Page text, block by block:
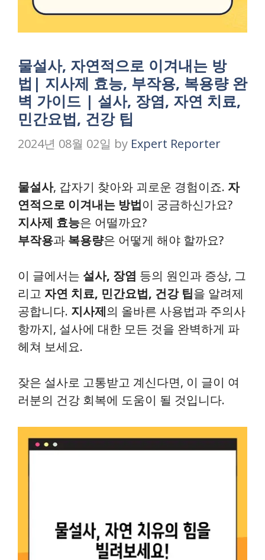
물설사, 자연적으로 이겨내는 방
법| 지사제 효능, 부작용, 복용량 완
벽 가이드 | 설사, 장염, 자연 치료,
민간요법, 건강 팁
2024년 08월 02일 by Expert Reporter
물설사, 갑자기 찾아와 괴로운 경험이죠. 자
연적으로 이겨내는 방법이 궁금하신가요?
지사제 효능은 어떨까요?
부작용과 복용량은 어떻게 해야 할까요?
이 글에서는 설사, 장염 등의 원인과 증상, 그
리고 자연 치료, 민간요법, 건강 팁을 알려제
공합니다. 지사제의 올바른 사용법과 주의사
항까지, 설사에 대한 모든 것을 완벽하게 파
헤쳐 보세요.
잦은 설사로 고통받고 계신다면, 이 글이 여
러분의 건강 회복에 도움이 될 것입니다.